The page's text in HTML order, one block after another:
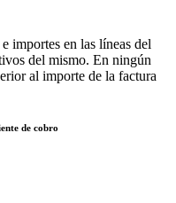
importes en las líneas del
del mismo. En ningún
al importe de la factura
de cobro